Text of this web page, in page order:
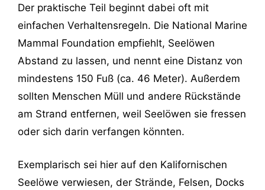
Der praktische Teil beginnt dabei oft mit
einfachen Verhaltensregeln. Die National Marine
Mammal Foundation empfiehlt, Seelöwen
Abstand zu lassen, und nennt eine Distanz von
mindestens 150 Fuß (ca. 46 Meter). Außerdem
sollten Menschen Müll und andere Rückstände
am Strand entfernen, weil Seelöwen sie fressen
oder sich darin verfangen könnten.
Exemplarisch sei hier auf den Kalifornischen
Seelöwe verwiesen, der Strände, Felsen, Docks